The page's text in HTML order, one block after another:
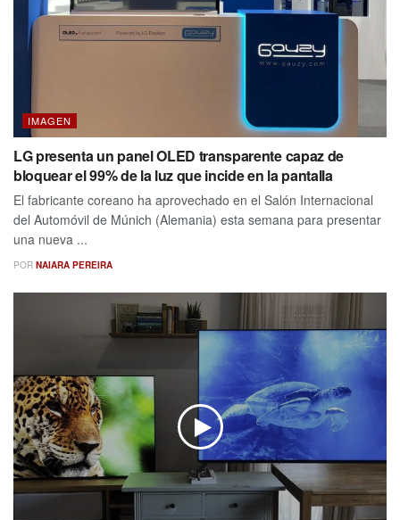
IMAGEN
LG presenta un panel OLED transparente capaz de
bloquear el 99% de la luz que incide en la pantalla
El fabricante coreano ha aprovechado en el Salón Internacional
del Automóvil de Múnich (Alemania) esta semana para presentar
una nueva ...
POR NAIARA PEREIRA